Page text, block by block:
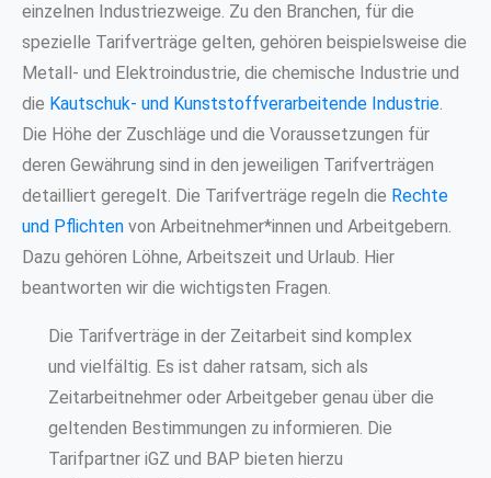
einzelnen Industriezweige. Zu den Branchen, für die
spezielle Tarifverträge gelten, gehören beispielsweise die
Metall- und Elektroindustrie, die chemische Industrie und
die Kautschuk- und Kunststoffverarbeitende Industrie.
Die Höhe der Zuschläge und die Voraussetzungen für
deren Gewährung sind in den jeweiligen Tarifverträgen
detailliert geregelt. Die Tarifverträge regeln die Rechte
und Pflichten von Arbeitnehmer*innen und Arbeitgebern.
Dazu gehören Löhne, Arbeitszeit und Urlaub. Hier
beantworten wir die wichtigsten Fragen.
Die Tarifverträge in der Zeitarbeit sind komplex
und vielfältig. Es ist daher ratsam, sich als
Zeitarbeitnehmer oder Arbeitgeber genau über die
geltenden Bestimmungen zu informieren. Die
Tarifpartner iGZ und BAP bieten hierzu